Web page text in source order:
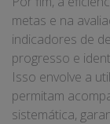
metas e na
indicadores de
progresso e
Isso envolve a
permitam
sistemática,